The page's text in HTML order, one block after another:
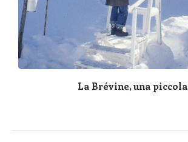
La Brévine, una